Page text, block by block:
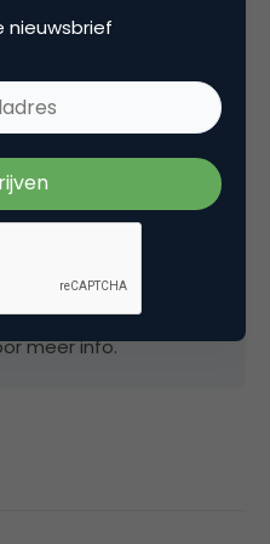
elkaar krijgt? Horen
gedaan?
branding en alles
moet weten. Hoe
zinvol als
Kijk op
meer info.
nieuwsbrief